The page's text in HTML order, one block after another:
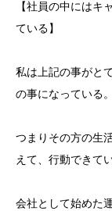
【社員の中にはキ
ている】
私は上記の事がと
の事になっている。
つまりその方の生
えて、行動できて
会社として始めた